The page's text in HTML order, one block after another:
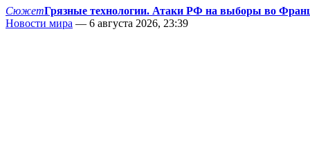
СюжетГрязные технологии. Атаки РФ на выборы во
Новости мира — 6 августа 2026, 23:39